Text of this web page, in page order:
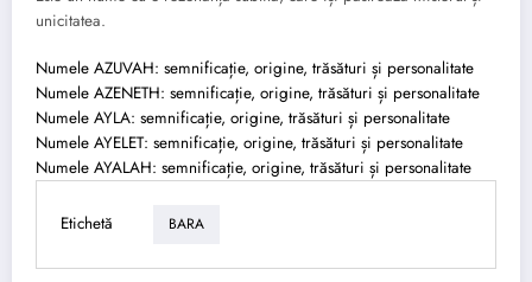
unicitatea.
Numele AZUVAH: semnificație, origine, trăsături și personalitate
Numele AZENETH: semnificație, origine, trăsături și personalitate
Numele AYLA: semnificație, origine, trăsături și personalitate
Numele AYELET: semnificație, origine, trăsături și personalitate
Numele AYALAH: semnificație, origine, trăsături și personalitate
Etichetă BARA